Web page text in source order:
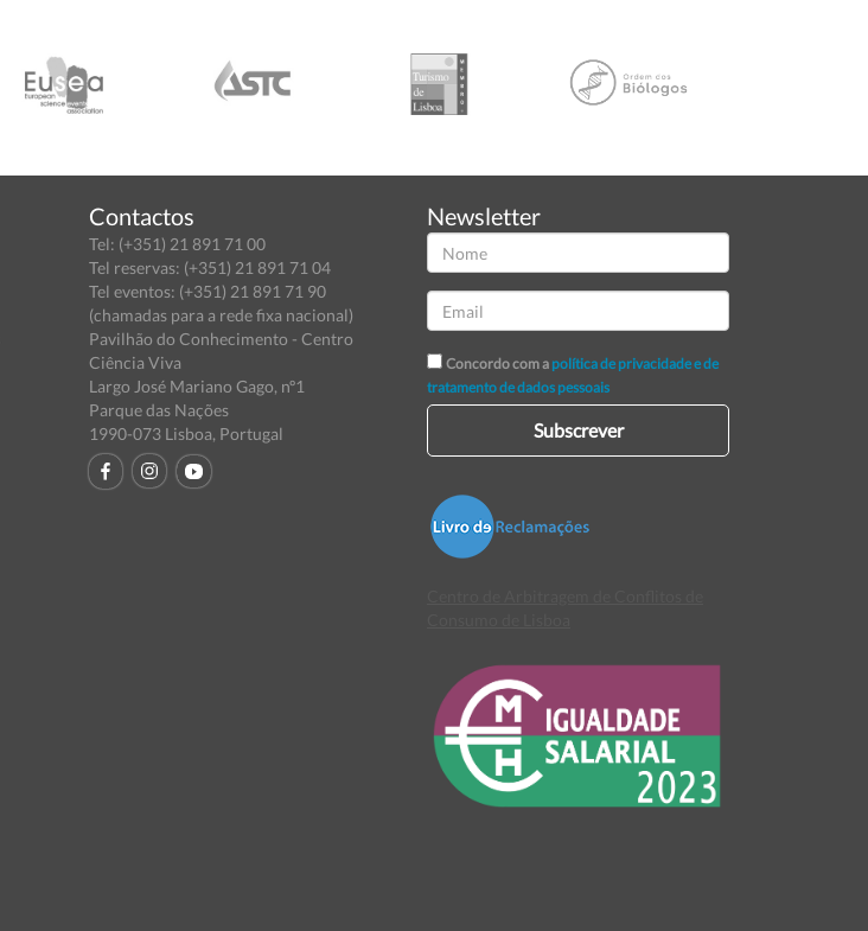
Contactos
Tel: (+351) 21 891 71 00
Tel reservas: (+351) 21 891 71 04
Tel eventos: (+351) 21 891 71 90
(chamadas para a rede fixa nacional)
Pavilhão do Conhecimento - Centro
Ciência Viva
Largo José Mariano Gago, nº1
Parque das Nações
1990-073 Lisboa, Portugal
Newsletter
Concordo com a política de privacidade e de
tratamento de dados pessoais
Subscrever